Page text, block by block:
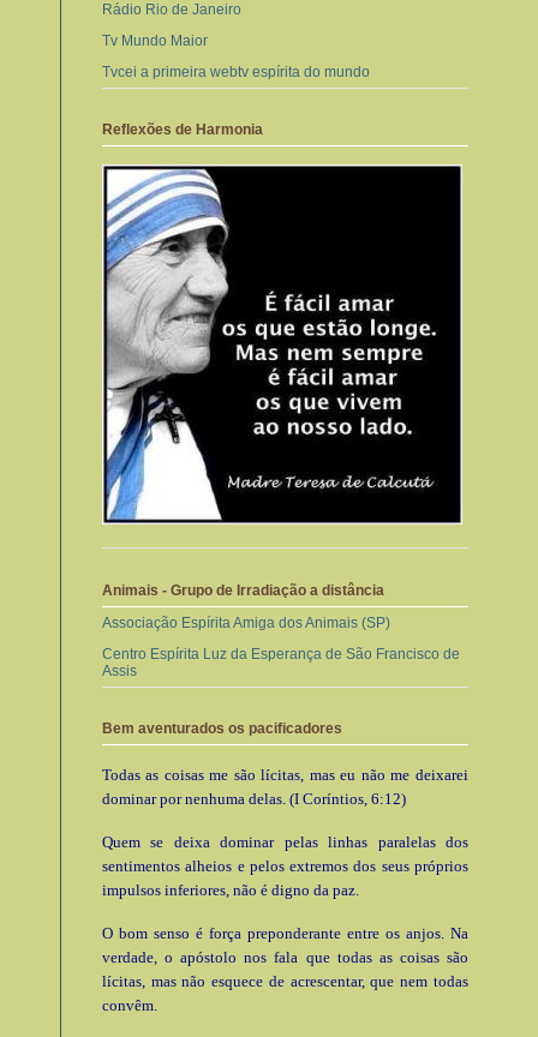
Rádio Rio de Janeiro
Tv Mundo Maior
Tvcei a primeira webtv espírita do mundo
Reflexões de Harmonia
Animais - Grupo de Irradiação a distância
Associação Espírita Amiga dos Animais (SP)
Centro Espírita Luz da Esperança de São Francisco de
Assis
Bem aventurados os pacificadores
Todas as coisas me são lícitas, mas eu não me deixarei
dominar por nenhuma delas. (I Coríntios, 6:12)
Quem se deixa dominar pelas linhas paralelas dos
sentimentos alheios e pelos extremos dos seus próprios
impulsos inferiores, não é digno da paz.
O bom senso é força preponderante entre os anjos. Na
verdade, o apóstolo nos fala que todas as coisas são
lícitas, mas não esquece de acrescentar, que nem todas
convêm.